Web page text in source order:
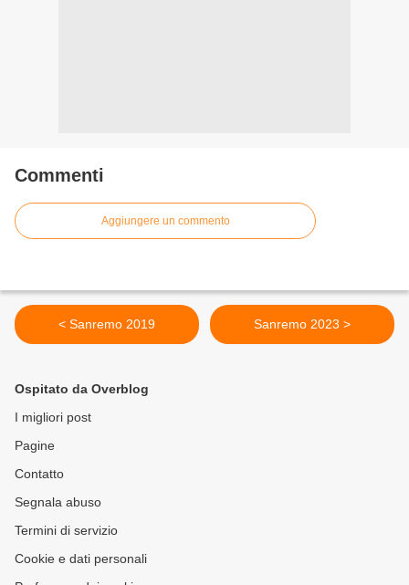
Commenti
Aggiungere un commento
< Sanremo 2019 Sanremo 2023 >
Ospitato da Overblog
I migliori post
Pagine
Contatto
Segnala abuso
Termini di servizio
Cookie e dati personali